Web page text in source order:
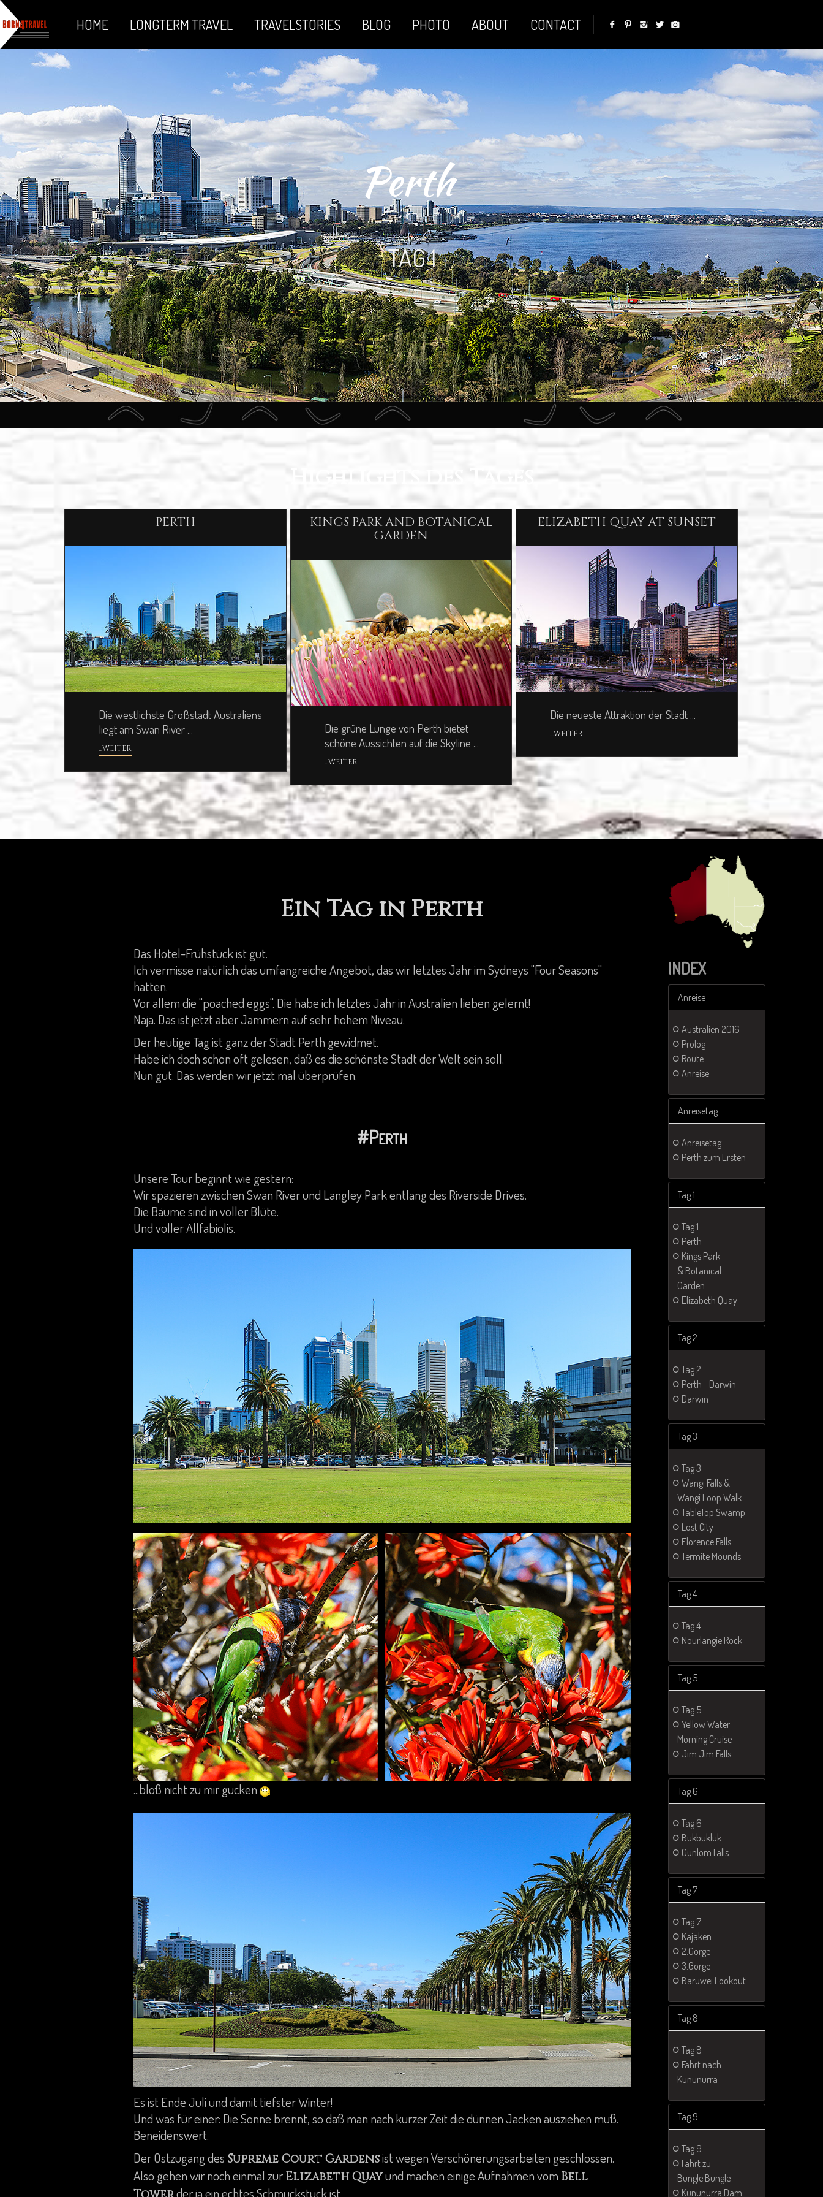
HOME LONGTERM TRAVEL TRAVELSTORIES BLOG PHOTO ABOUT CONTACT
Perth
Highlights des Tages
PERTH
Die westlichste Großstadt Australiens
liegt am Swan River ...
...WEITER
KINGS PARK AND BOTANICAL
GARDEN
Die grüne Lunge von Perth bietet
schöne Aussichten auf die Skyline ...
...WEITER
ELIZABETH QUAY AT SUNSET
Die neueste Attraktion der Stadt ...
...WEITER
Ein Tag in Perth
Das Hotel-Frühstück ist gut.
Ich vermisse natürlich das umfangreiche Angebot, das wir letztes Jahr im Sydneys "Four Seasons"
hatten.
Vor allem die "poached eggs". Die habe ich letztes Jahr in Australien lieben gelernt!
Naja. Das ist jetzt aber Jammern auf sehr hohem Niveau.
Der heutige Tag ist ganz der Stadt Perth gewidmet.
Habe ich doch schon oft gelesen, daß es die schönste Stadt der Welt sein soll.
Nun gut. Das werden wir jetzt mal überprüfen.
#Perth
Unsere Tour beginnt wie gestern:
Wir spazieren zwischen Swan River und Langley Park entlang des Riverside Drives.
Die Bäume sind in voller Blüte.
Und voller Allfabiolis.
...bloß nicht zu mir gucken
Es ist Ende Juli und damit tiefster Winter!
Und was für einer: Die Sonne brennt, so daß man nach kurzer Zeit die dünnen Jacken ausziehen muß.
Beneidenswert.
Der Ostzugang des Supreme Court Gardensist wegen Verschönerungsarbeiten geschlossen.
Also gehen wir noch einmal zur Elizabeth Quayund machen einige Aufnahmen vom Bell
der ja ein echtes Schmuckstück ist.
INDEX
Anreise
Australien 2016
Prolog
Route
Anreise
Anreisetag
Anreisetag
Perth zum Ersten
Tag 1
Tag 1
Perth
Kings Park
& Botanical
Garden
Elizabeth Quay
Tag 2
Tag 2
Perth - Darwin
Darwin
Tag 3
Tag 3
Wangi Falls &
Wangi Loop Walk
TableTop Swamp
Lost City
Florence Falls
Termite Mounds
Tag 4
Tag 4
Nourlangie Rock
Tag 5
Tag 5
Yellow Water
Morning Cruise
Jim Jim Falls
Tag 6
Tag 6
Bukbukluk
Gunlom Falls
Tag 7
Tag 7
Kajaken
2.Gorge
3.Gorge
Baruwei Lookout
Tag 8
Tag 8
Fahrt nach
Kununurra
Tag 9
Tag 9
Fahrt zu
Bungle Bungle
Kununurra Dam